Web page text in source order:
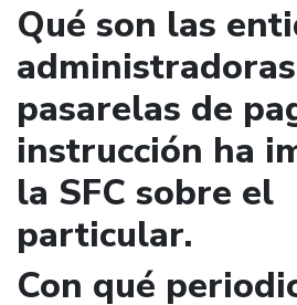
Qué son las
pasarelas de
instrucción ha
la SFC sobre el
particular.
Con qué